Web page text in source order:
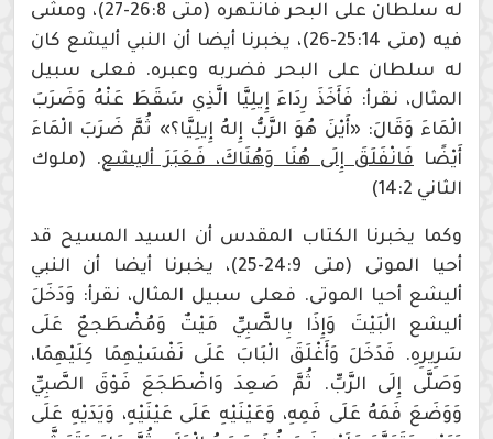
له سلطان على البحر فانتهره (متى 26:8-27)، ومشى
فيه (متى 25:14-26)، يخبرنا أيضا أن النبي أليشع كان
له سلطان على البحر فضربه وعبره. فعلى سبيل
المثال، نقرأ: فَأَخَذَ رِدَاءَ إِيلِيَّا الَّذِي سَقَطَ عَنْهُ وَضَرَبَ
الْمَاءَ وَقَالَ: «أَيْنَ هُوَ الرَّبُّ إِلهُ إِيلِيَّا؟» ثُمَّ ضَرَبَ الْمَاءَ
أَيْضًا فَانْفَلَقَ إِلَى هُنَا وَهُنَاكَ، فَعَبَرَ أليشع. (ملوك
الثاني 14:2)
وكما يخبرنا الكتاب المقدس أن السيد المسيح قد
أحيا الموتى (متى 24:9-25)، يخبرنا أيضا أن النبي
أليشع أحيا الموتى. فعلى سبيل المثال، نقرأ: وَدَخَلَ
أليشع الْبَيْتَ وَإِذَا بِالصَّبِيِّ مَيْتٌ وَمُضْطَجعٌ عَلَى
سَرِيرِهِ. فَدَخَلَ وَأَغْلَقَ الْبَابَ عَلَى نَفْسَيْهِمَا كِلَيْهِمَا،
وَصَلَّى إِلَى الرَّبِّ. ثُمَّ صَعِدَ وَاضْطَجَعَ فَوْقَ الصَّبِيِّ
وَوَضَعَ فَمَهُ عَلَى فَمِهِ، وَعَيْنَيْهِ عَلَى عَيْنَيْهِ، وَيَدَيْهِ عَلَى